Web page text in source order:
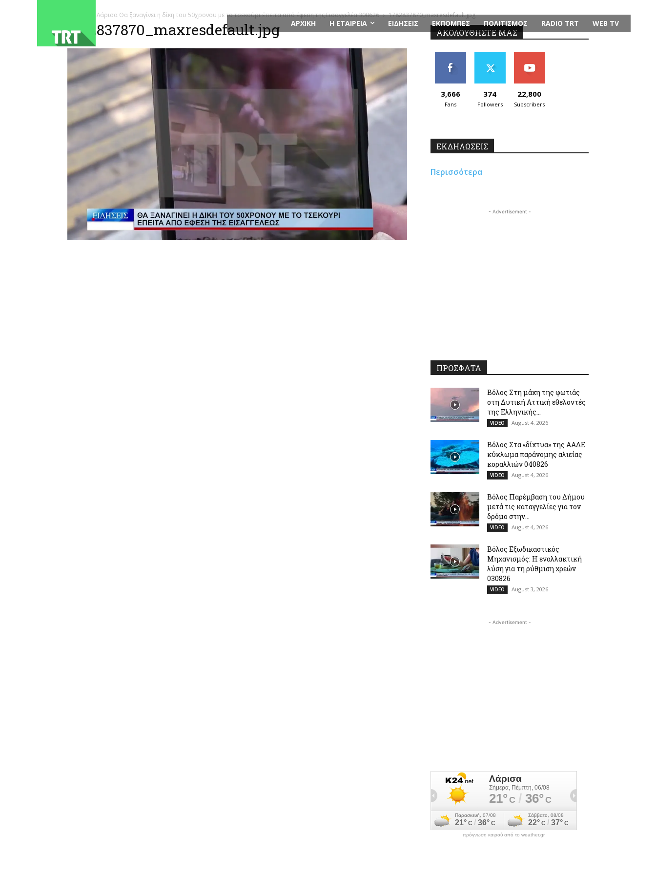
ΑΡΧΙΚΗ Η ΕΤΑΙΡΕΙΑ ΕΙΔΗΣΕΙΣ ΕΚΠΟΜΠΕΣ ΠΟΛΙΤΙΣΜΟΣ RADIO TRT WEB TV
Λάρισα Θα ξαναγίνει η δίκη του 50χρονου με το τσεκούρι έπειτα από έφεση της Εισαγγελέα 300626 1782837870_maxresdefault.jpg
1782837870_maxresdefault.jpg ΑΚΟΛΟΥΘΗΣΤΕ ΜΑΣ
3,666
Fans
374
Followers
22,800
Subscribers
ΕΚΔΗΛΩΣΕΙΣ
Περισσότερα
- Advertisement -
ΠΡΟΣΦΑΤΑ
Βόλος Στη μάχη της φωτιάς
στη Δυτική Αττική εθελοντές
της Ελληνικής...
VIDEO August 4, 2026
Βόλος Στα «δίχτυα» της ΑΑΔΕ
κύκλωμα παράνομης αλιείας
κοραλλιών 040826
VIDEO August 4, 2026
Βόλος Παρέμβαση του Δήμου
μετά τις καταγγελίες για τον
δρόμο στην...
VIDEO August 4, 2026
Βόλος Εξωδικαστικός
Μηχανισμός: Η εναλλακτική
λύση για τη ρύθμιση χρεών
030826
VIDEO August 3, 2026
- Advertisement -
πρόγνωση καιρού από το weather.gr